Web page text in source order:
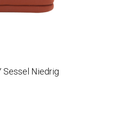
Sessel Niedrig